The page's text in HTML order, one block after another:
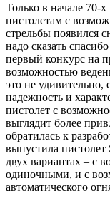
Только в начале 70-
пистолетам с
стрельбы появился
надо сказать
первый конкурс на
возможностью
это не
надежность и
пистолет с
выглядит более
обратилась к
выпустила
двух вариантах – с
одиночными, и с
автоматического